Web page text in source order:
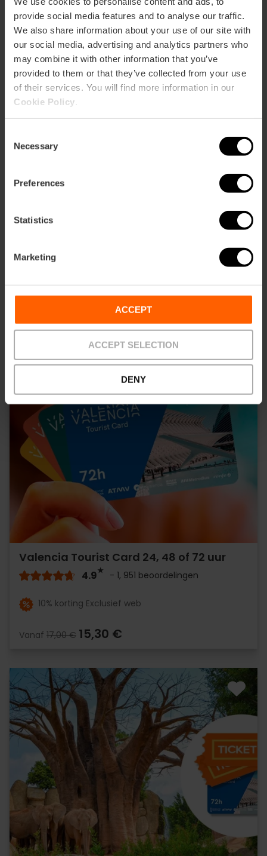
provide social media features and to analyse our traffic.
We also share information about your use of our site with
our social media, advertising and analytics partners who
may combine it with other information that you’ve
provided to them or that they’ve collected from your use
of their services. You will find more information in our
Cookie Policy
Selection
Necessary
Preferences
Statistics
Marketing
ACCEPT
ACCEPT SELECTION
DENY
Valencia Open Bike Tour Fietstour
Vanaf30,00 €
Valencia Tourist Card 24, 48 of 72 uur
4.9 - 1, 951 beoordelingen
10% korting Exclusief web
Vanaf 17,00 € 15,30 €